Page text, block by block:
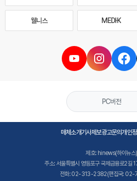
웰니스 MEDI·K
PC버전
매체소개기사제보광고문의개인
제호: hinews(하이뉴스)
주소: 서울특별시 영등포구 국제금융로2길
전화: 02-313-2382(편집국: